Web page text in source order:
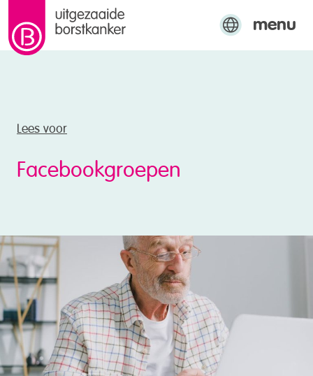
naar de inhoud menu
Lees voor
Facebookgroepen